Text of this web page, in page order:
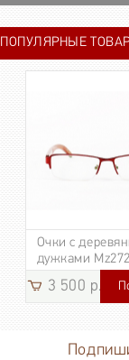
ПОПУЛЯРНЫЕ
Очки с
дужками
3 500 р.